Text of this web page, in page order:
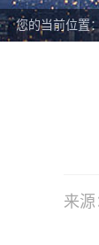
您的当前位置：
来